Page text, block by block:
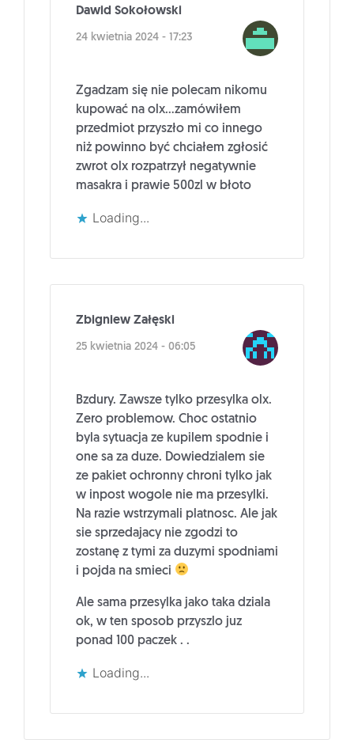
Dawid Sokołowski
24 kwietnia 2024 - 17:23
Zgadzam się nie polecam nikomu
kupować na olx…zamówiłem
przedmiot przyszło mi co innego
niż powinno być chciałem zgłosić
zwrot olx rozpatrzył negatywnie
masakra i prawie 500zl w błoto
Loading...
Zbigniew Załęski
25 kwietnia 2024 - 06:05
Bzdury. Zawsze tylko przesylka olx.
Zero problemow. Choc ostatnio
byla sytuacja ze kupilem spodnie i
one sa za duze. Dowiedzialem sie
ze pakiet ochronny chroni tylko jak
w inpost wogole nie ma przesylki.
Na razie wstrzymali platnosc. Ale jak
sie sprzedajacy nie zgodzi to
zostanę z tymi za duzymi spodniami
i pojda na smieci
Ale sama przesylka jako taka dziala
ok, w ten sposob przyszlo juz
ponad 100 paczek . .
Loading...